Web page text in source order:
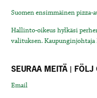
Suomen ensimmäinen
Hallinto-oikeus hylkäsi
valituksen. Kaupunginjohtaja
SEURAA MEITÄ | FÖLJ
Email